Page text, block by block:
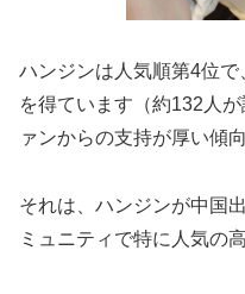
ハンジンは人気順第4位
を得ています​（約132人が
ァンからの支持が厚い傾
それは、ハンジンが中国
ミュニティで特に人気の